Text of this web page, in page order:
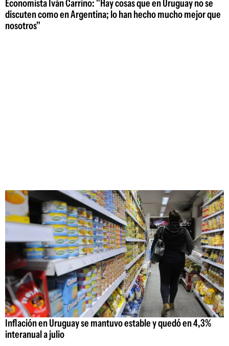
Economista Iván Carrino: "Hay cosas que en Uruguay no se
discuten como en Argentina; lo han hecho mucho mejor que
nosotros"
Inflación en Uruguay se mantuvo estable y quedó en 4,3%
interanual a julio